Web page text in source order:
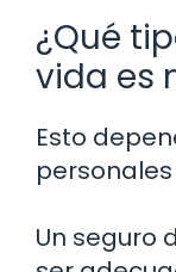
¿Qué
vida es
Esto
Un seguro